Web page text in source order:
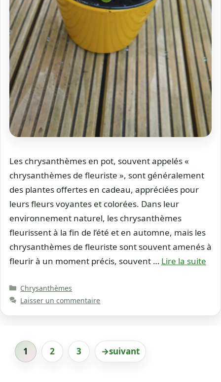
Les chrysanthèmes en pot, souvent appelés «
chrysanthèmes de fleuriste », sont généralement
des plantes offertes en cadeau, appréciées pour
leurs fleurs voyantes et colorées. Dans leur
environnement naturel, les chrysanthèmes
fleurissent à la fin de l’été et en automne, mais les
chrysanthèmes de fleuriste sont souvent amenés à
fleurir à un moment précis, souvent … Lire la suite
Catégories
Chrysanthèmes
Laisser un commentaire
Page
1 Page
2 Page
3 →suivant